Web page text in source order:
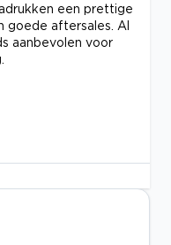
een prettige
goede aftersales. Al
aanbevolen voor